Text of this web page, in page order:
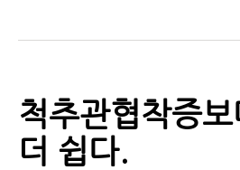
척추관협착증
더 쉽다.